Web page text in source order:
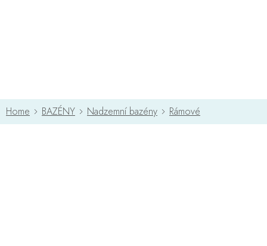
BAZÉNY Nadzemní bazény Rámové